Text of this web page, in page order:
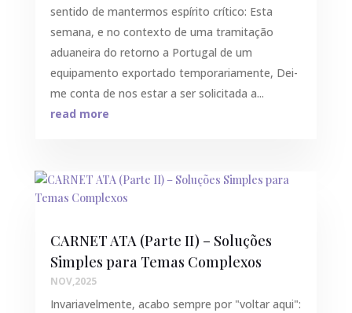
sentido de mantermos espírito crítico: Esta
semana, e no contexto de uma tramitação
aduaneira do retorno a Portugal de um
equipamento exportado temporariamente, Dei-
me conta de nos estar a ser solicitada a...
read more
CARNET ATA (Parte II) – Soluções
Simples para Temas Complexos
NOV,2025
Invariavelmente, acabo sempre por "voltar aqui":